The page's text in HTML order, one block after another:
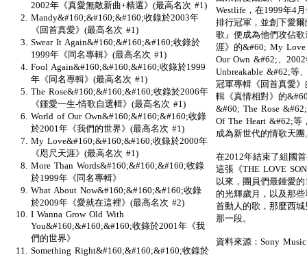
Westlife，在1999年4
排行冠軍，並創下愛
歌』便成為他們攻佔
涯》的&#60; My
Our Own &#62;、
Unbreakable &#62;等
冠軍專輯《回首真愛
輯《真情相對》的
&#60; The Rose
Of The Heart &#62;等
成為新世代的情歌天團
在2012年結束了組國
這張《THE LOVE
以來，團員們最鍾愛
的光輝歲月，以及那
首動人的歌，那麼西
那一段。
資料來源：Sony Music
2002年《真愛無敵新曲+精選》(最高名次 #1)
Mandy&#160;&#160;&#160;收錄於2003年
《回首真愛》(最高名次 #1)
Swear It Again&#160;&#160;&#160;收錄於
1999年《同名專輯》(最高名次 #1)
Fool Again&#160;&#160;&#160;收錄於1999
年《同名專輯》(最高名次 #1)
The Rose&#160;&#160;&#160;收錄於2006年
《鍾愛一生-情歌自選輯》(最高名次 #1)
World of Our Own&#160;&#160;&#160;收錄
於2001年《我們的世界》(最高名次 #1)
My Love&#160;&#160;&#160;收錄於2000年
《咫尺天涯》(最高名次 #1)
More Than Words&#160;&#160;&#160;收錄
於1999年《同名專輯》
What About Now&#160;&#160;&#160;收錄
於2009年《愛就在這裡》(最高名次 #2)
I Wanna Grow Old With
You&#160;&#160;&#160;收錄於2001年《我
們的世界》
Something Right&#160;&#160;&#160;收錄於